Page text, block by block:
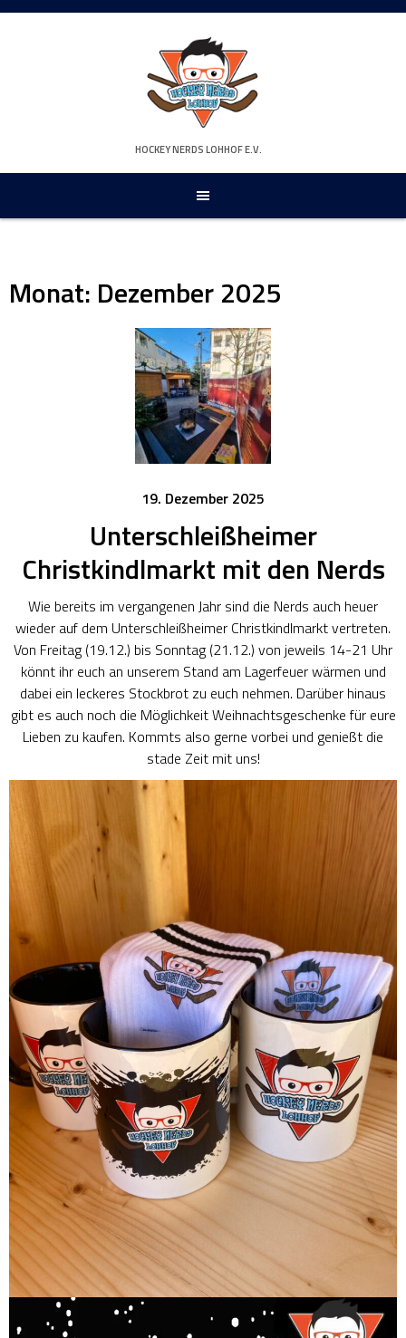
Springe
HOCKEY NERDS LOHHOF E.V.
Monat: Dezember 2025
19. Dezember 2025
Unterschleißheimer
Christkindlmarkt mit den Nerds
Wie bereits im vergangenen Jahr sind die Nerds auch heuer
wieder auf dem Unterschleißheimer Christkindlmarkt vertreten.
Von Freitag (19.12.) bis Sonntag (21.12.) von jeweils 14-21 Uhr
könnt ihr euch an unserem Stand am Lagerfeuer wärmen und
dabei ein leckeres Stockbrot zu euch nehmen. Darüber hinaus
gibt es auch noch die Möglichkeit Weihnachtsgeschenke für eure
Lieben zu kaufen. Kommts also gerne vorbei und genießt die
stade Zeit mit uns!